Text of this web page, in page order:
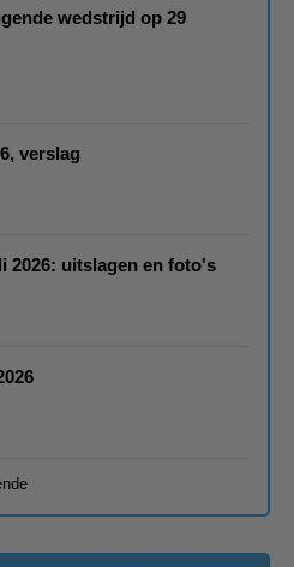
wedstrijd op 29
verslag
2026: uitslagen en foto's